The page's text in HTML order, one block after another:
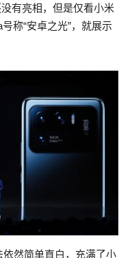
有亮相，但是仅看小米
称“安卓之光”，就展示
然简单直白，充满了小